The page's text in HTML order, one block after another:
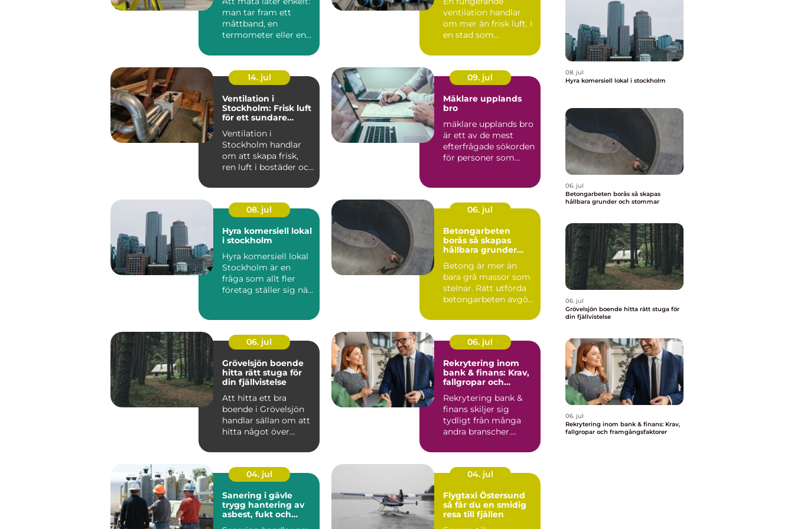
man tar fram ett
måttband, en
termometer eller en
värde....
inomhusklimat
ventilation handlar
om mer än frisk luft. I
en stad som
hus, kalla...
14. jul
Ventilation i
Stockholm: Frisk luft
för ett sundare
Ventilation i
Stockholm handlar
om att skapa frisk,
ren luft i bostäder och
moder...
09. jul
Mäklare upplands
bro
mäklare upplands bro
är ett av de mest
efterfrågade sökorden
för personer som
08. jul
Hyra komersiell lokal
i stockholm
Hyra komersiell lokal
Stockholm är en
fråga som allt fler
företag ställer sig när
06. jul
Betongarbeten
borås så skapas
hållbara grunder
Betong är mer än
bara grå massor som
stelnar. Rätt utförda
betongarbeten avgör
06. jul
Grövelsjön boende
hitta rätt stuga för
din fjällvistelse
Att hitta ett bra
boende i Grövelsjön
handlar sällan om att
hitta något över
at...
06. jul
Rekrytering inom
bank & finans: Krav,
fallgropar och
Rekrytering bank &
finans skiljer sig
tydligt från många
andra branscher.
04. jul
Sanering i gävle
trygg hantering av
asbest, fukt och
04. jul
Flygtaxi Östersund
så får du en smidig
resa till fjällen
08. jul
Hyra komersiell lokal i stockholm
06. jul
Betongarbeten borås så skapas
hållbara grunder och stommar
06. jul
Grövelsjön boende hitta rätt stuga för
din fjällvistelse
06. jul
Rekrytering inom bank & finans: Krav,
fallgropar och framgångsfaktorer